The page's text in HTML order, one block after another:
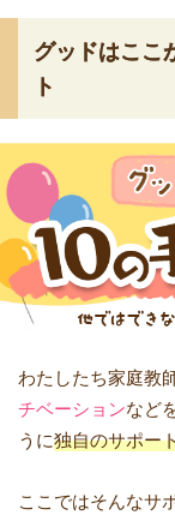
グッドはここ
ト
わたしたち家庭教
チベーションなど
うに独自のサポー
ここではそんなサ